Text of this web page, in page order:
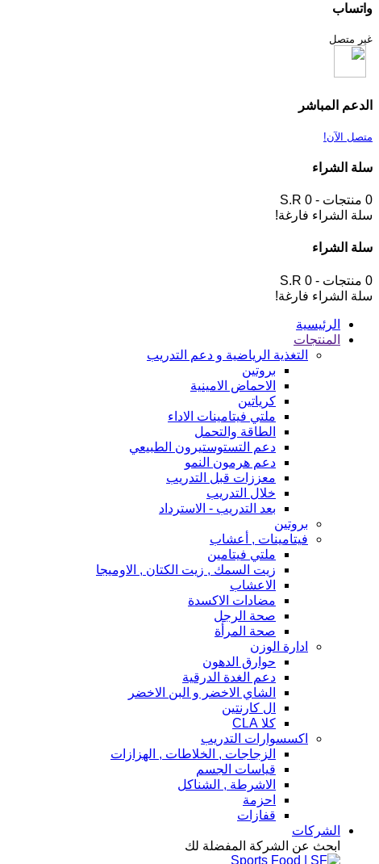
واتساب
غير متصل
الدعم المباشر
متصل الآن!
سلة الشراء
0 منتجات - S.R 0
سلة الشراء فارغة!
سلة الشراء
0 منتجات - S.R 0
سلة الشراء فارغة!
الرئيسية
المنتجات
التغذية الرياضية و دعم التدريب
بروتين
الاحماض الامينية
كرياتين
ملتي فيتامينات الاداء
الطاقة والتحمل
دعم التستوستيرون الطبيعي
دعم هرمون النمو
معززات قبل التدريب
خلال التدريب
بعد التدريب - الاسترداد
بروتين
فيتامينات , أعشاب
ملتي فيتامين
زيت السمك , زيت الكتان , الاوميجا
الاعشاب
مضادات الاكسدة
صحة الرجل
صحة المرأة
ادارة الوزن
حوارق الدهون
دعم الغدة الدرقية
الشاي الاخضر و البن الاخضر
ال كارنتين
كلا CLA
اكسسوارات التدريب
الزجاجات , الخلاطات , الهزازات
قياسات الجسم
الاشرطة , الشناكل
احزمة
قفازات
الشركات
ابحث عن الشركة المفضلة لك